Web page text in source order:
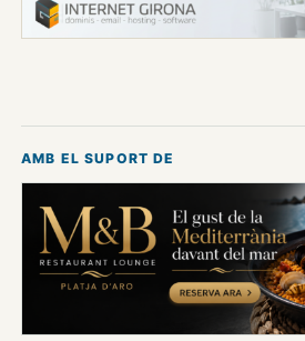
AMB EL SUPORT DE